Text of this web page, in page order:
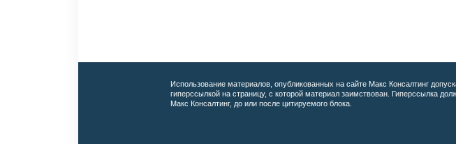
Использование материалов, опубликованных на сайте Макс Консалтинг
гиперссылкой на страницу, с которой материал заимствован. Гиперссылка
Макс Консалтинг, до или после цитируемого блока.